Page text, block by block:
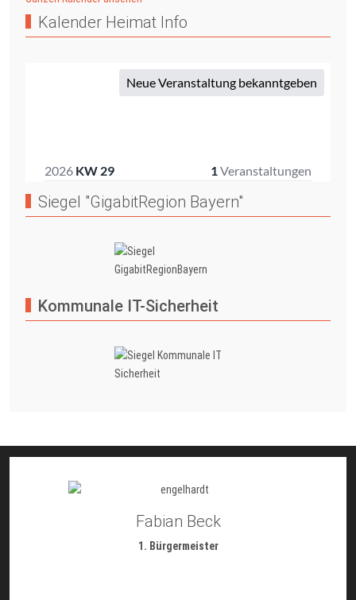
Kalender Heimat Info
Siegel "GigabitRegion Bayern"
Kommunale IT-Sicherheit
Fabian Beck
1. Bürgermeister